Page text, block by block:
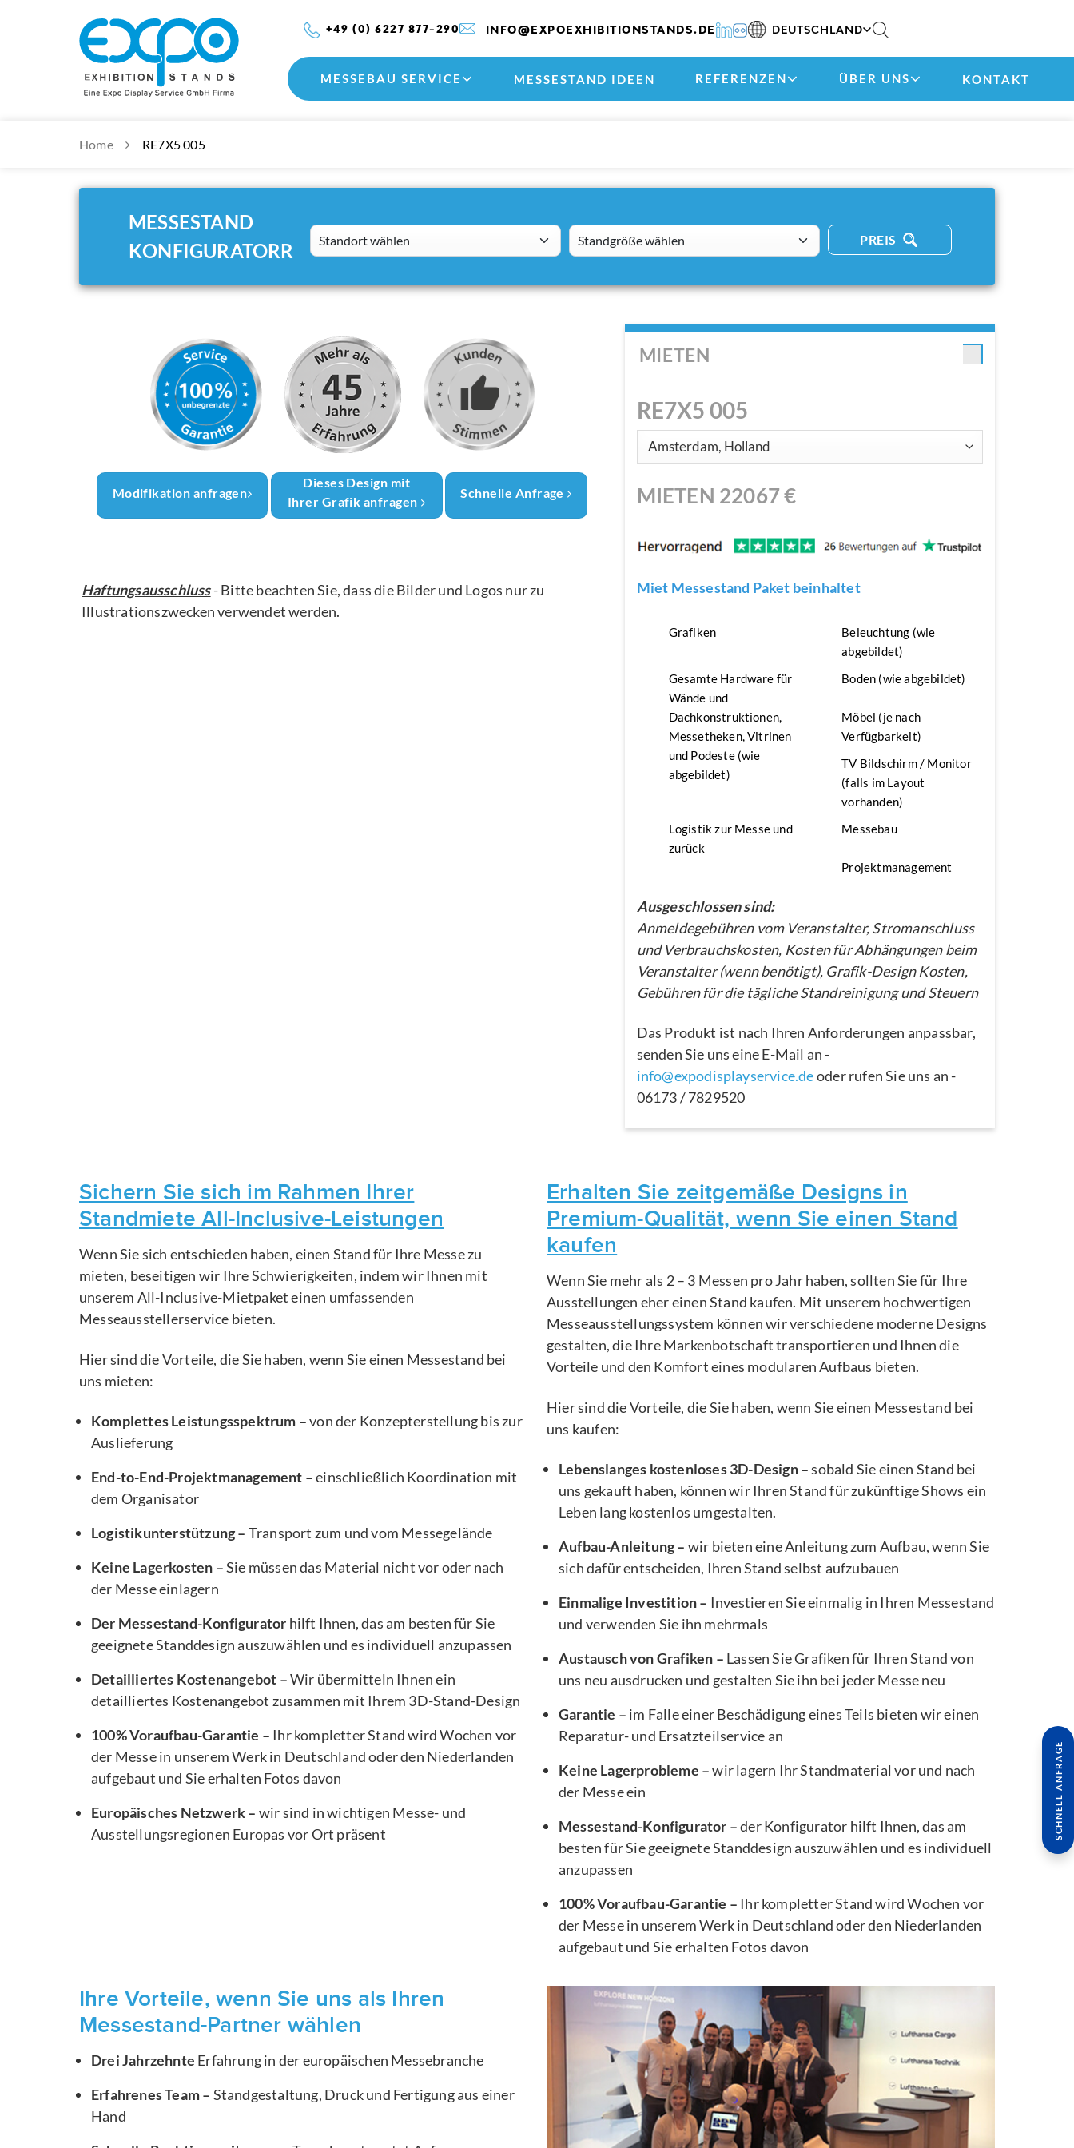
+49 (0) 6227 877-290 INFO@EXPOEXHIBITIONSTANDS.DE DEUTSCHLAND
MESSEBAU SERVICE MESSESTAND IDEEN REFERENZEN ÜBER UNS KONTAKT
Home RE7X5 005
MESSESTAND
KONFIGURATORR
Standort wählen standsizes PREIS
Modifikation anfragen
Dieses Design mit
Ihrer Grafik anfragen
Schnelle Anfrage
Haftungsausschluss- Bitte beachten Sie, dass die Bilder und Logos nur zu
Illustrationszwecken verwendet werden.
MIETEN
RE7X5 005
MIETEN 22067€
Miet Messestand Paket beinhaltet
Grafiken
Beleuchtung (wie
abgebildet)
Gesamte Hardware für
Wände und
Dachkonstruktionen,
Messetheken, Vitrinen
und Podeste (wie
abgebildet)
Boden (wie abgebildet)
Möbel (je nach
Verfügbarkeit)
TV Bildschirm / Monitor
(falls im Layout
vorhanden)
Logistik zur Messe und
zurück
Messebau
Projektmanagement
Ausgeschlossen sind:
Anmeldegebühren vom Veranstalter, Stromanschluss
und Verbrauchskosten, Kosten für Abhängungen beim
Veranstalter (wenn benötigt), Grafik-Design Kosten,
Gebühren für die tägliche Standreinigung und Steuern
Das Produkt ist nach Ihren Anforderungen anpassbar,
senden Sie uns eine E-Mail an -
info@expodisplayservice.deoder rufen Sie uns an -
06173 / 7829520
Sichern Sie sich im Rahmen Ihrer
Standmiete All-Inclusive-Leistungen
Wenn Sie sich entschieden haben, einen Stand für Ihre Messe zu
mieten, beseitigen wir Ihre Schwierigkeiten, indem wir Ihnen mit
unserem All-Inclusive-Mietpaket einen umfassenden
Messeausstellerservice bieten.
Hier sind die Vorteile, die Sie haben, wenn Sie einen Messestand bei
uns mieten:
Komplettes Leistungsspektrum –von der Konzepterstellung bis zur
Auslieferung
End-to-End-Projektmanagement –einschließlich Koordination mit
dem Organisator
Logistikunterstützung – Transport zum und vom Messegelände
Keine Lagerkosten –Sie müssen das Material nicht vor oder nach
der Messe einlagern
Der Messestand-Konfigurator hilft Ihnen, das am besten für Sie
geeignete Standdesign auszuwählen und es individuell anzupassen
Detailliertes Kostenangebot –Wir übermitteln Ihnen ein
detailliertes Kostenangebot zusammen mit Ihrem 3D-Stand-Design
100% Voraufbau-Garantie – Ihr kompletter Stand wird Wochen vor
der Messe in unserem Werk in Deutschland oder den Niederlanden
aufgebaut und Sie erhalten Fotos davon
Europäisches Netzwerk – wir sind in wichtigen Messe- und
Ausstellungsregionen Europas vor Ort präsent
Erhalten Sie zeitgemäße Designs in
Premium-Qualität, wenn Sie einen Stand
kaufen
Wenn Sie mehr als 2 – 3 Messen pro Jahr haben, sollten Sie für Ihre
Ausstellungen eher einen Stand kaufen. Mit unserem hochwertigen
Messeausstellungssystem können wir verschiedene moderne Designs
gestalten, die Ihre Markenbotschaft transportieren und Ihnen die
Vorteile und den Komfort eines modularen Aufbaus bieten.
Hier sind die Vorteile, die Sie haben, wenn Sie einen Messestand bei
uns kaufen:
Lebenslanges kostenloses 3D-Design –sobald Sie einen Stand bei
uns gekauft haben, können wir Ihren Stand für zukünftige Shows ein
Leben lang kostenlos umgestalten.
Aufbau-Anleitung – wir bieten eine Anleitung zum Aufbau, wenn Sie
sich dafür entscheiden, Ihren Stand selbst aufzubauen
Einmalige Investition – Investieren Sie einmalig in Ihren Messestand
und verwenden Sie ihn mehrmals
Austausch von Grafiken – Lassen Sie Grafiken für Ihren Stand von
uns neu ausdrucken und gestalten Sie ihn bei jeder Messe neu
Garantie – im Falle einer Beschädigung eines Teils bieten wir einen
Reparatur- und Ersatzteilservice an
Keine Lagerprobleme –wir lagern Ihr Standmaterial vor und nach
der Messe ein
Messestand-Konfigurator –der Konfigurator hilft Ihnen, das am
besten für Sie geeignete Standdesign auszuwählen und es individuell
anzupassen
100% Voraufbau-Garantie – Ihr kompletter Stand wird Wochen vor
der Messe in unserem Werk in Deutschland oder den Niederlanden
aufgebaut und Sie erhalten Fotos davon
Ihre Vorteile, wenn Sie uns als Ihren
Messestand-Partner wählen
Drei Jahrzehnte Erfahrung in der europäischen Messebranche
Erfahrenes Team – Standgestaltung, Druck und Fertigung aus einer
Hand
SCHNELL ANFRAGE